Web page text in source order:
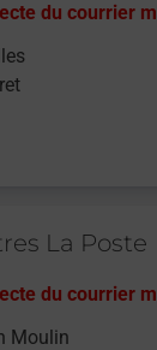
du courrier
La Poste
du courrier
Moulin